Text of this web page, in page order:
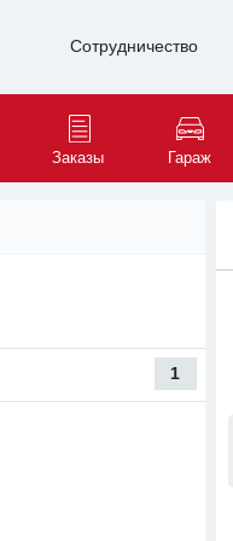
Сотрудничество
Заказы Гараж
1